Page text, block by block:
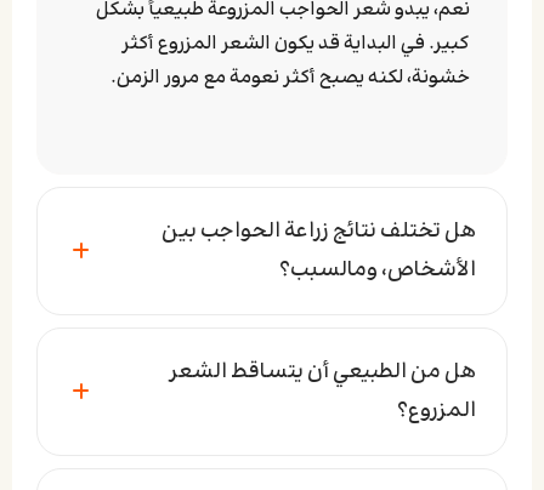
نعم، يبدو شعر الحواجب المزروعة طبيعياً بشكل
كبير. في البداية قد يكون الشعر المزروع أكثر
خشونة، لكنه يصبح أكثر نعومة مع مرور الزمن.
هل تختلف نتائج زراعة الحواجب بين
الأشخاص، ومالسبب؟
هل من الطبيعي أن يتساقط الشعر
المزروع؟